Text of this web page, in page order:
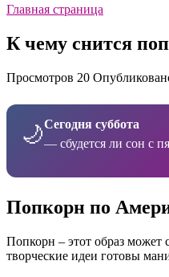
Главная страница
К чему снится
Просмотров 20
🌙Сегодня суббота
— сбудется ли сон с
Попкорн по
Попкорн – этот образ может
творческие идеи готовы